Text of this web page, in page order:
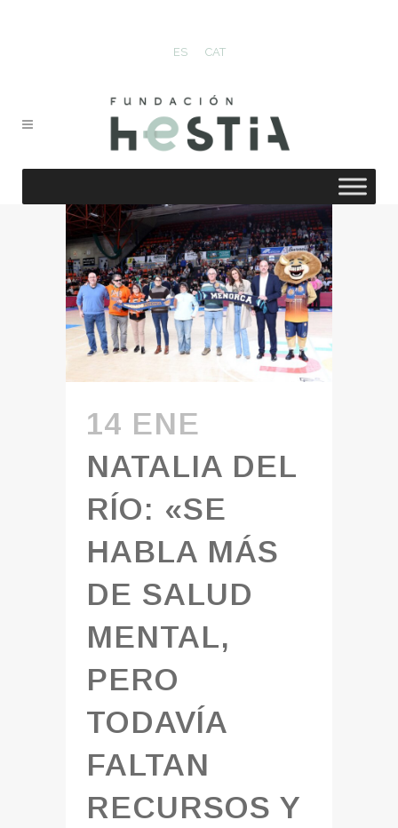
ES CAT
14 ENE
NATALIA DEL
RÍO: «SE
HABLA MÁS
DE SALUD
MENTAL,
PERO
TODAVÍA
FALTAN
RECURSOS Y